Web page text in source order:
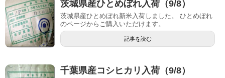
茨城県産ひとめぼれ入荷（9/8）
茨城県産ひとめぼれ新米入荷しました。 ひとめぼれ
のページからご購入いただけます。
記事を読む
千葉県産コシヒカリ入荷（9/8）